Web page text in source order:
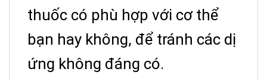
thuốc có phù hợp với cơ thể
bạn hay không, để tránh các dị
ứng không đáng có.